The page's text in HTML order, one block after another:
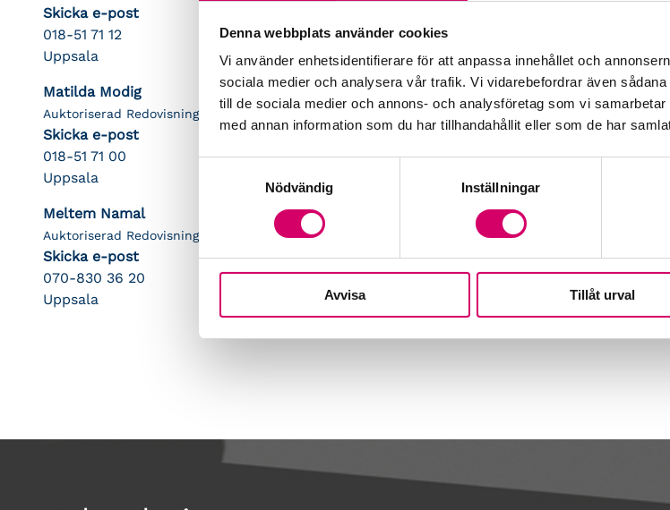
Denna webbplats använder cookies
Vi använder enhetsidentifierare för att anpassa innehållet och
sociala medier och analysera vår trafik. Vi vidarebefordrar även
till de sociala medier och annons- och analysföretag som vi
med annan information som du har tillhandahållit eller som de har
Nödvändig
Inställningar
Avvisa Tillåt urval
Skicka e-post
018-51 71 12
Uppsala
Matilda Modig
Auktoriserad Redovisningskonsult
Skicka e-post
018-51 71 00
Uppsala
Meltem Namal
Auktoriserad Redovisningskonsult
Skicka e-post
070-830 36 20
Uppsala